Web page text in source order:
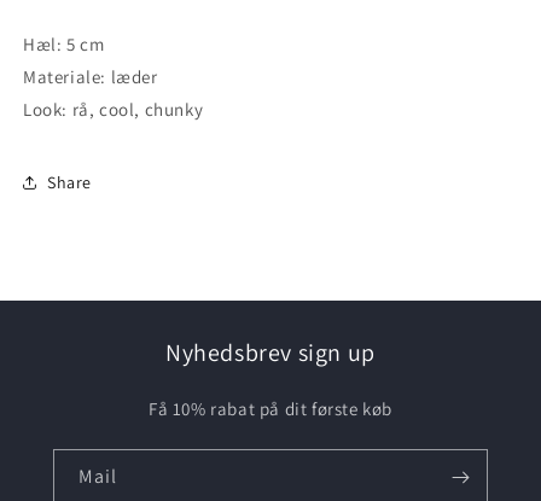
Hæl: 5 cm
Materiale: læder
Look: rå, cool, chunky
Share
Nyhedsbrev sign up
Få 10% rabat på dit første køb
Mail